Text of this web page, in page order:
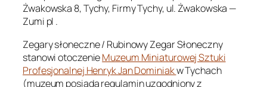
Żwakowska 8, Tychy, Firmy Tychy, ul. Żwakowska —
Zumi pl .
Zegary słoneczne / Rubinowy Zegar Słoneczny
stanowi otoczenieMuzeum Miniaturowej Sztuki
Profesjonalnej Henryk Jan Dominiakw Tychach
(muzeum posiada regulamin uzgodniony z